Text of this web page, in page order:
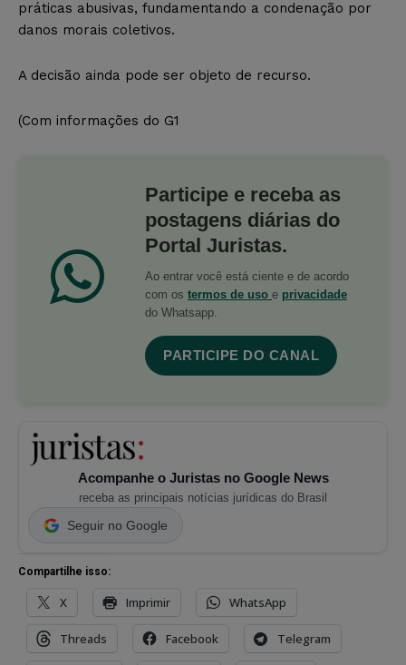
práticas abusivas, fundamentando a condenação por
danos morais coletivos.
A decisão ainda pode ser objeto de recurso.
(Com informações do G1
Participe e receba as
postagens diárias do
Portal Juristas.
Ao entrar você está ciente e de acordo
com os termos de uso e privacidade
do Whatsapp.
PARTICIPE DO CANAL
Acompanhe o Juristas no Google News
receba as principais notícias jurídicas do Brasil
Seguir no Google
Compartilhe isso:
X Imprimir WhatsApp
Threads Facebook Telegram